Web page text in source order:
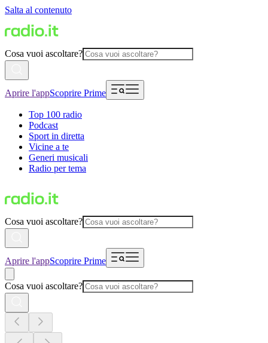
Salta al contenuto
Cosa vuoi ascoltare?
Aprire l'appScoprire Prime
Top 100 radio
Podcast
Sport in diretta
Vicine a te
Generi musicali
Radio per tema
Cosa vuoi ascoltare?
Aprire l'appScoprire Prime
Cosa vuoi ascoltare?